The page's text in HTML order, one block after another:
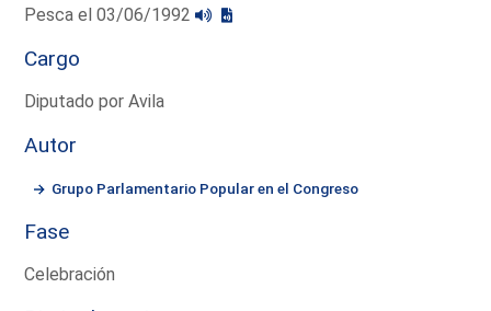
Pesca el 03/06/1992
Cargo
Diputado por Avila
Autor
Grupo Parlamentario Popular en el Congreso
Fase
Celebración